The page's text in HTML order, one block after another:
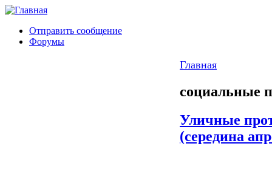
Отправить сообщение
Форумы
Главная
социальные
Уличные
(середина